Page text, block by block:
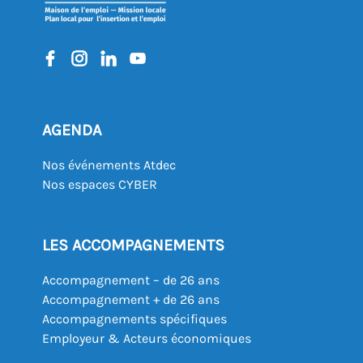
AGENDA
Nos événements Atdec
Nos espaces CYBER
LES ACCOMPAGNEMENTS
Accompagnement – de 26 ans
Accompagnement + de 26 ans
Accompagnements spécifiques
Employeur & Acteurs économiques